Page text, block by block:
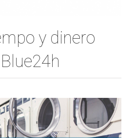
y dinero